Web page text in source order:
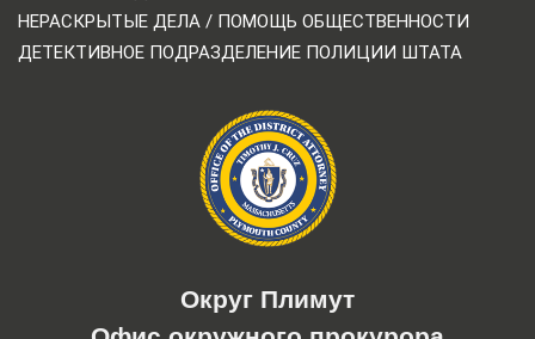
НЕРАСКРЫТЫЕ ДЕЛА / ПОМОЩЬ ОБЩЕСТВЕННОСТИ
ДЕТЕКТИВНОЕ ПОДРАЗДЕЛЕНИЕ ПОЛИЦИИ ШТАТА
Округ Плимут